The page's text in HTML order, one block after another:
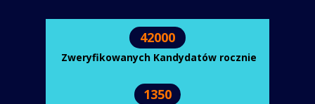
Zweryfikowanych Kandydatów rocznie
1350
42000